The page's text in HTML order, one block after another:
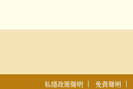
私隱政策聲明 免責聲明